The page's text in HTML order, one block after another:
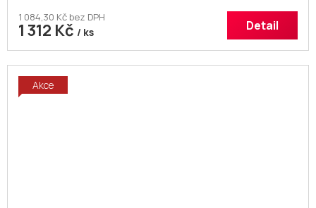
1 084,30 Kč bez DPH
1 312 Kč / ks Detail
Akce